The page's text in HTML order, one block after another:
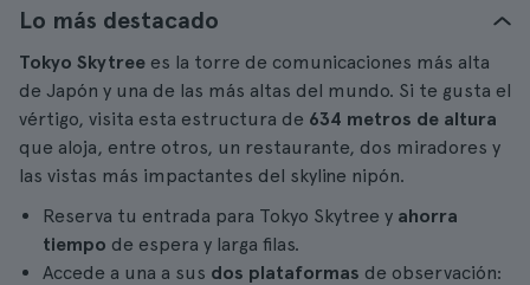
Lo más destacado
Tokyo Skytree es la torre de comunicaciones más alta
de Japón y una de las más altas del mundo. Si te gusta el
vértigo, visita esta estructura de 634 metros de altura
que aloja, entre otros, un restaurante, dos miradores y
las vistas más impactantes del skyline nipón.
Reserva tu entrada para Tokyo Skytree y ahorra
tiempo de espera y larga filas.
Accede a una a sus dos plataformas de observación: